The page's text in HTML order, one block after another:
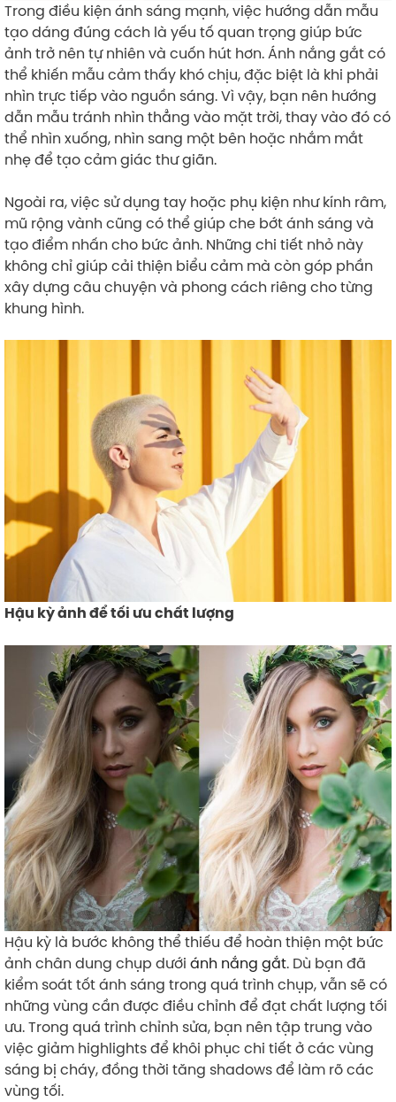
Trong điều kiện ánh sáng mạnh, việc hướng dẫn mẫu
tạo dáng đúng cách là yếu tố quan trọng giúp bức
ảnh trở nên tự nhiên và cuốn hút hơn. Ánh nắng gắt có
thể khiến mẫu cảm thấy khó chịu, đặc biệt là khi phải
nhìn trực tiếp vào nguồn sáng. Vì vậy, bạn nên hướng
dẫn mẫu tránh nhìn thẳng vào mặt trời, thay vào đó có
thể nhìn xuống, nhìn sang một bên hoặc nhắm mắt
nhẹ để tạo cảm giác thư giãn.
Ngoài ra, việc sử dụng tay hoặc phụ kiện như kính râm,
mũ rộng vành cũng có thể giúp che bớt ánh sáng và
tạo điểm nhấn cho bức ảnh. Những chi tiết nhỏ này
không chỉ giúp cải thiện biểu cảm mà còn góp phần
xây dựng câu chuyện và phong cách riêng cho từng
khung hình.
Hậu kỳ ảnh để tối ưu chất lượng
Hậu kỳ là bước không thể thiếu để hoàn thiện một bức
ảnh chân dung chụp dưới ánh nắng gắt. Dù bạn đã
kiểm soát tốt ánh sáng trong quá trình chụp, vẫn sẽ có
những vùng cần được điều chỉnh để đạt chất lượng tối
ưu. Trong quá trình chỉnh sửa, bạn nên tập trung vào
việc giảm highlights để khôi phục chi tiết ở các vùng
sáng bị cháy, đồng thời tăng shadows để làm rõ các
vùng tối.